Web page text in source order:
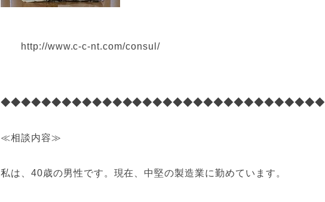
http://www.c-c-nt.com/consul/
◆◆◆◆◆◆◆◆◆◆◆◆◆◆◆◆◆◆◆◆◆◆◆◆◆◆◆◆◆◆◆◆
≪相談内容≫
私は、40歳の男性です。現在、中堅の製造業に勤めています。